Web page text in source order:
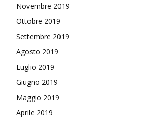
Novembre 2019
Ottobre 2019
Settembre 2019
Agosto 2019
Luglio 2019
Giugno 2019
Maggio 2019
Aprile 2019